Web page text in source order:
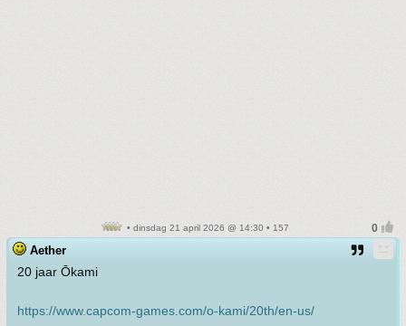
• dinsdag 21 april 2026 @ 14:30 • 157
Aether
20 jaar Ōkami
https://www.capcom-games.com/o-kami/20th/en-us/